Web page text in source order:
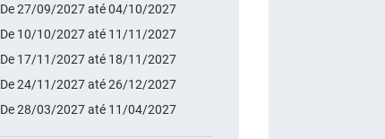
De 27/09/2027 até 04/10/2027
De 10/10/2027 até 11/11/2027
De 17/11/2027 até 18/11/2027
De 24/11/2027 até 26/12/2027
De 28/03/2027 até 11/04/2027